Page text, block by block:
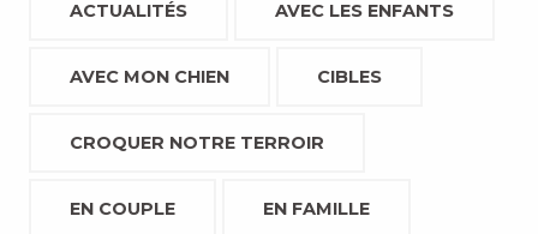
ACTUALITÉS AVEC LES ENFANTS
AVEC MON CHIEN CIBLES
CROQUER NOTRE TERROIR
EN COUPLE EN FAMILLE